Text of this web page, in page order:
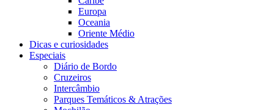
Europa
Oceania
Oriente Médio
Dicas e curiosidades
Especiais
Diário de Bordo
Cruzeiros
Intercâmbio
Parques Temáticos & Atrações